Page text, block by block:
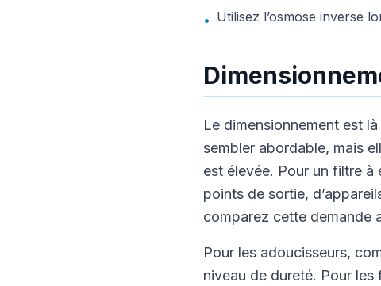
• Utilisez l’osmose inverse
Le dimensionnement est
sembler abordable, mais
est élevée. Pour un filtre
points de sortie,
comparez cette demande
Pour les adoucisseurs,
niveau de dureté. Pour